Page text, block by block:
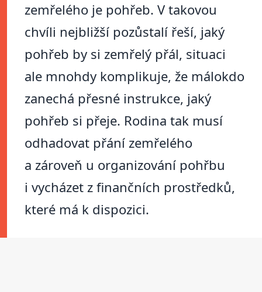
zemřelého je pohřeb. V takovou
chvíli nejbližší pozůstalí řeší, jaký
pohřeb by si zemřelý přál, situaci
ale mnohdy komplikuje, že málokdo
zanechá přesné instrukce, jaký
pohřeb si přeje. Rodina tak musí
odhadovat přání zemřelého
a zároveň u organizování pohřbu
i vycházet z finančních prostředků,
které má k dispozici.